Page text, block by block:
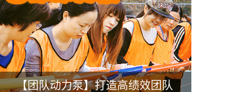
【团队动力泵】打造高绩效团队